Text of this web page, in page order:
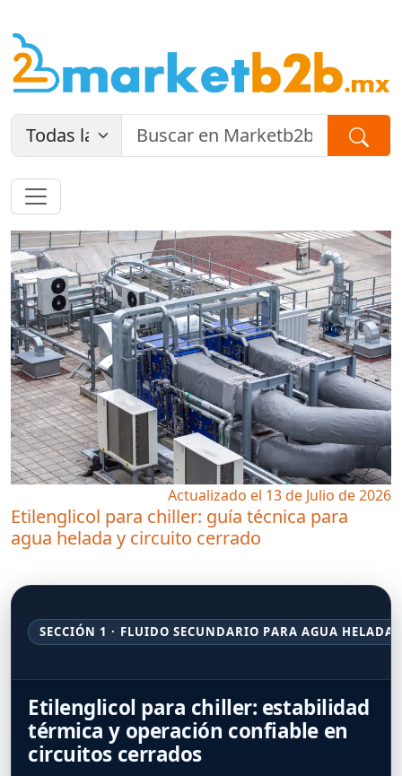
Actualizado el 13 de Julio de 2026
Etilenglicol para chiller: guía técnica para
agua helada y circuito cerrado
SECCIÓN 1 · FLUIDO SECUNDARIO PARA AGUA HELADA
Etilenglicol para chiller: estabilidad
térmica y operación confiable en
circuitos cerrados